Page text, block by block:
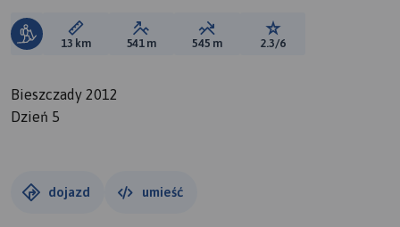
Długość trasy:
13 km Suma przewyższeń:
541 m Suma spadków:
545 m Ocena trasy:
2.3/6
Bieszczady 2012
Dzień 5
dojazd umieść